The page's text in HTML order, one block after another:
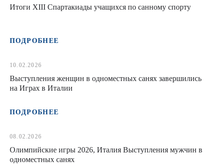
Итоги XIII Спартакиады учащихся по санному спорту
ПОДРОБНЕЕ
10.02.2026
Выступления женщин в одноместных санях завершились
на Играх в Италии
ПОДРОБНЕЕ
08.02.2026
Олимпийские игры 2026, Италия Выступления мужчин в
одноместных санях